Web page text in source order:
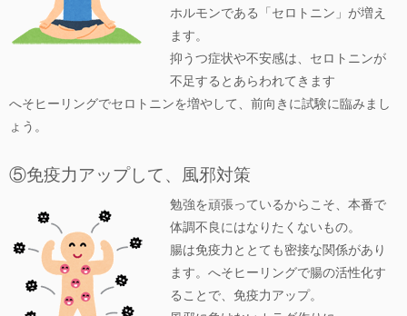
ホルモンである「セロトニン」が増え
ます。
抑うつ症状や不安感は、セロトニンが
不足するとあらわれてきます
へそヒーリングでセロトニンを増やして、前向きに試験に臨みまし
ょう。
⑤免疫力アップして、風邪対策
勉強を頑張っているからこそ、本番で
体調不良にはなりたくないもの。
腸は免疫力ととても密接な関係があり
ます。へそヒーリングで腸の活性化す
ることで、免疫力アップ。